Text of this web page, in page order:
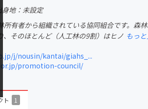
音楽
ゲーム・サービス開発
チャレンジ
身地：未設定
所有者から組織されている協同組合です。森
、そのほとんど（人工林の9割）はヒノ もっ
j/nousin/kantai/giahs_...
promotion-council/
ト 1